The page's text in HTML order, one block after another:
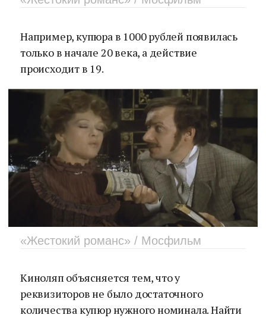
Например, купюра в 1000 рублей появилась
только в начале 20 века, а действие
происходит в 19.
«Жестокий романс» / Мосфильм
Киноляп объясняется тем, что у
реквизиторов не было достаточного
количества купюр нужного номинала. Найти